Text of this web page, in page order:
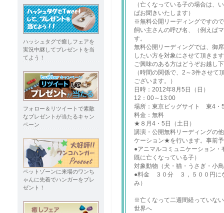
（亡くなっている子の場合は、
ばお聞きいたします）
※無料公開リーディングですの
飼い主さんの呼び名、（例えば
す。
無料公開リーディングでは、御
したい方を対象にさせて頂きま
ご興味のある方はどうぞお越し
（時間の関係で、2～3件させて
ございます。）
日時：2012年8月5日（日）
12：00～13:00
場所：東京ビッグサイト 東4
料金：無料
★８月4・5日（土日）
講演・公開無料リーディングの
ケーション★を行います。事前
●アニマルコミュニケーション
既に亡くなっている子）
対象動物（犬・猫・うさぎ・小
●料金 ３０分 ３，５００円に
み）
※亡くなって二週間経っていな
世界へ
ハッシュタグで癒しフェアを
実況中継してプレゼントを当
てよう！
フォロー＆リツイートで素敵
なプレゼントが当たるキャン
ペーン
ペットゾーンに来場のワンち
ゃんに先着でハンガーをプレ
ゼント！